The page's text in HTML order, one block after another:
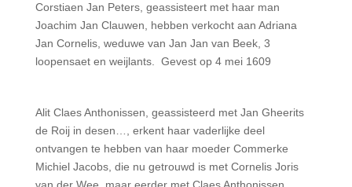
Corstiaen Jan Peters, geassisteert met haar man
Joachim Jan Clauwen, hebben verkocht aan Adriana
Jan Cornelis, weduwe van Jan Jan van Beek, 3
loopensaet en weijlants. Gevest op 4 mei 1609
Alit Claes Anthonissen, geassisteerd met Jan Gheerits
de Roij in desen…, erkent haar vaderlijke deel
ontvangen te hebben van haar moeder Commerke
Michiel Jacobs, die nu getrouwd is met Cor­nelis Joris